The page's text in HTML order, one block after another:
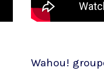
Wahou!